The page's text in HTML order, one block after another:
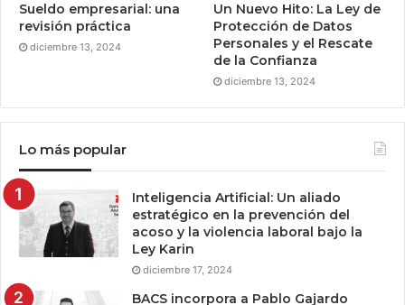
Sueldo empresarial: una
revisión práctica
diciembre 13, 2024
Un Nuevo Hito: La Ley de
Protección de Datos
Personales y el Rescate
de la Confianza
diciembre 13, 2024
Lo más popular
Inteligencia Artificial: Un aliado
estratégico en la prevención del
acoso y la violencia laboral bajo la
Ley Karin
diciembre 17, 2024
BACS incorpora a Pablo Gajardo